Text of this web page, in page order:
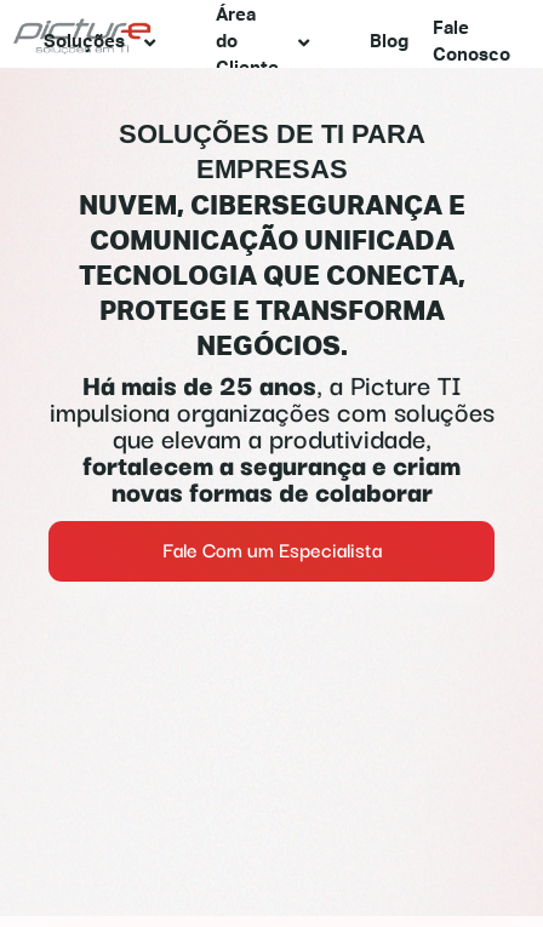
Soluções
Área
do
Cliente
Blog
Fale
Conosco
SOLUÇÕES DE TI PARA
EMPRESAS
NUVEM, CIBERSEGURANÇA E
COMUNICAÇÃO UNIFICADA
TECNOLOGIA QUE CONECTA,
PROTEGE E TRANSFORMA
NEGÓCIOS.
Há mais de 25 anos, a Picture TI
impulsiona organizações com soluções
que elevam a produtividade,
fortalecem a segurança e criam
novas formas de colaborar
Fale Com um Especialista